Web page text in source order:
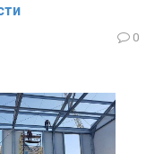
0